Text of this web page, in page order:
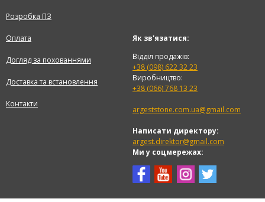
Розробка ПЗ
Оплата
Догляд за похованнями
Доставка та встановлення
Контакти
Як зв'язатися:
Відділ продажів:
+38 (098) 622 32 23
Виробництво:
+38 (066) 768 13 23
argeststone.com.ua@gmail.com
Написати директору:
argest.direktor@gmail.com
Ми у соцмережах: